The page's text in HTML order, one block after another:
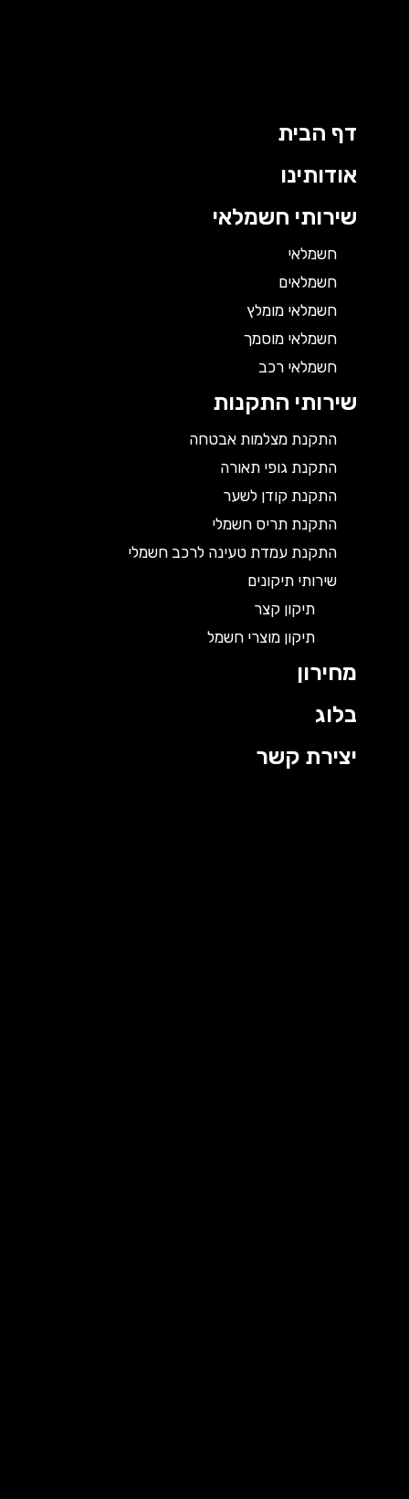
דף הבית
אודותינו
שירותי חשמלאי
חשמלאי
חשמלאים
חשמלאי מומלץ
חשמלאי מוסמך
חשמלאי רכב
שירותי התקנות
התקנת מצלמות אבטחה
התקנת גופי תאורה
התקנת קודן לשער
התקנת תריס חשמלי
התקנת עמדת טעינה לרכב חשמלי
שירותי תיקונים
תיקון קצר
תיקון מוצרי חשמל
מחירון
בלוג
יצירת קשר